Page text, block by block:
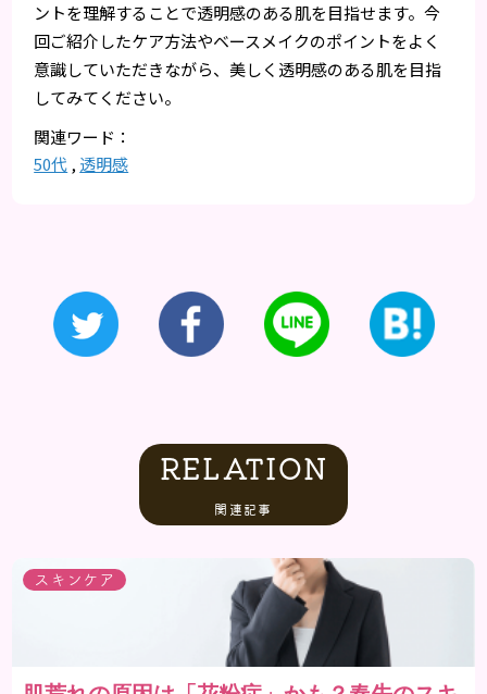
ントを理解することで透明感のある肌を目指せます。今
回ご紹介したケア方法やベースメイクのポイントをよく
意識していただきながら、美しく透明感のある肌を目指
してみてください。
50代, 透明感
RELATION
関連記事
スキンケア